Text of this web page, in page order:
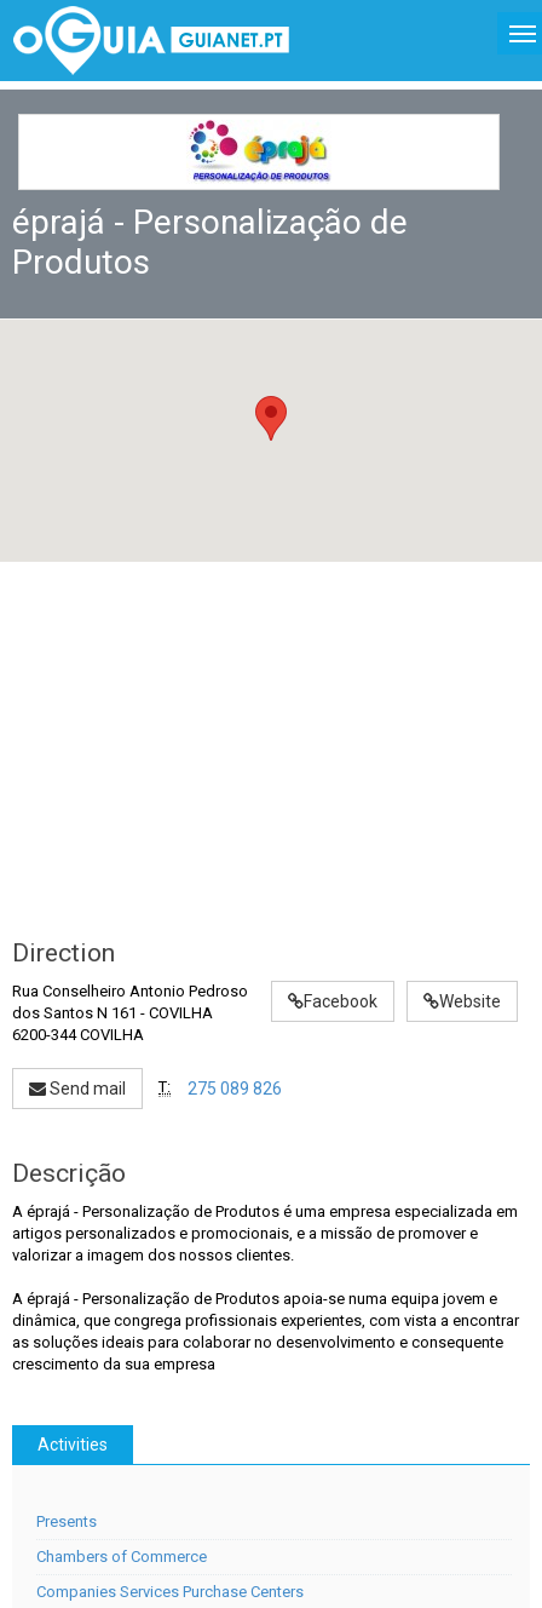
éprajá - Personalização de
Produtos
Direction
Website
Facebook
Rua Conselheiro Antonio Pedroso
dos Santos N 161 - COVILHA
6200-344 COVILHA
Send mail T: 275 089 826
Descrição
A éprajá - Personalização de Produtos é uma empresa especializada em
artigos personalizados e promocionais, e a missão de promover e
valorizar a imagem dos nossos clientes.
A éprajá - Personalização de Produtos apoia-se numa equipa jovem e
dinâmica, que congrega profissionais experientes, com vista a encontrar
as soluções ideais para colaborar no desenvolvimento e consequente
crescimento da sua empresa
Activities
Presents
Chambers of Commerce
Companies Services Purchase Centers